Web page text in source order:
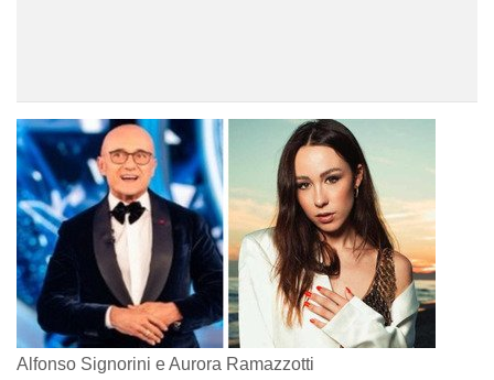
Alfonso Signorini e Aurora Ramazzotti